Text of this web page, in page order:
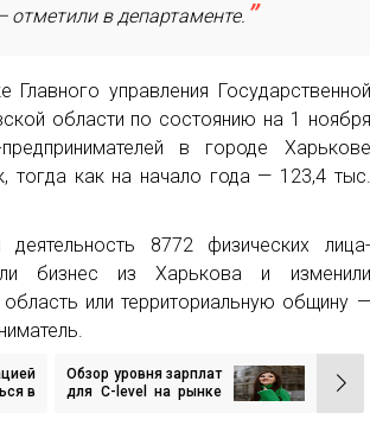
отметили в департаменте.
управления Государственной
области по состоянию на 1 ноября
в городе Харькове
тогда как на начало года — 123,4 тыс.
деятельность 8772 физических лица-
бизнес из Харькова и изменили
или территориальную общину —
в
Обзор уровня зарплат
для C-level на рынке